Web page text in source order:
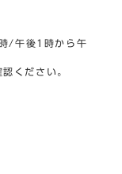
/午後1時から午
ください。